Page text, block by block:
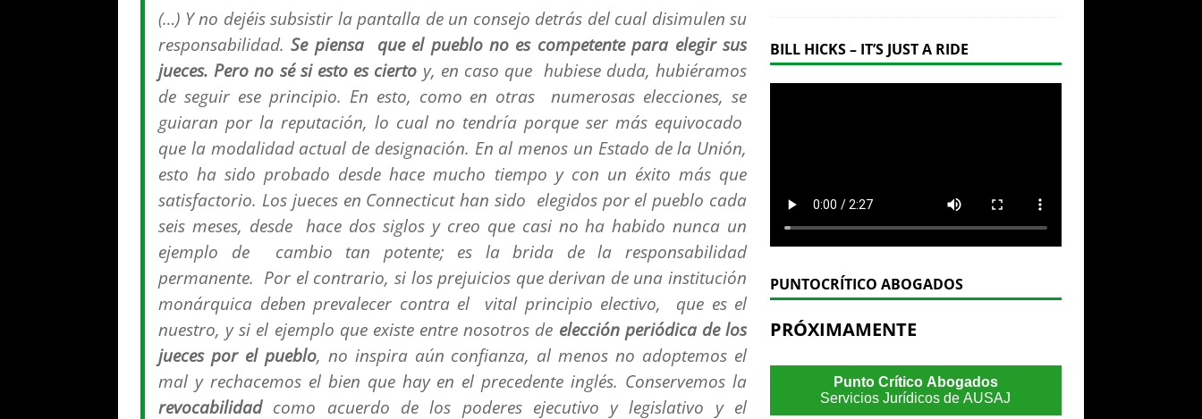
(…) Y no dejéis subsistir la pantalla de un consejo detrás del cual disimulen su
responsabilidad.Se piensa que el pueblo no es competente para elegir sus
jueces. Pero no sé si esto es cierto y, en caso que hubiese duda, hubiéramos
de seguir ese principio. En esto, como en otras numerosas elecciones, se
guiaran por la reputación, lo cual no tendría porque ser más equivocado
que la modalidad actual de designación. En al menos un Estado de la Unión,
esto ha sido probado desde hace mucho tiempo y con un éxito más que
satisfactorio. Los jueces en Connecticut han sido elegidos por el pueblo cada
seis meses, desde hace dos siglos y creo que casi no ha habido nunca un
ejemplo de cambio tan potente; es la brida de la responsabilidad
permanente. Por el contrario, si los prejuicios que derivan de una institución
monárquica deben prevalecer contra el vital principio electivo, que es el
nuestro, y si el ejemplo que existe entre nosotros de elección periódica de los
jueces por el pueblo, no inspira aún confianza, al menos no adoptemos el
mal y rechacemos el bien que hay en el precedente inglés. Conservemos la
revocabilidadcomo acuerdo de los poderes ejecutivo y legislativo y el
BILL HICKS – IT’S JUST A RIDE
PUNTOCRÍTICO ABOGADOS
PRÓXIMAMENTE
Punto Crítico Abogados
Servicios Jurídicos de AUSAJ